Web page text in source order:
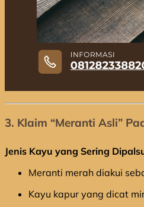
3. Klaim “Meranti Asli”
Jenis Kayu yang Sering
Meranti merah diakui
Kayu kapur yang dicat